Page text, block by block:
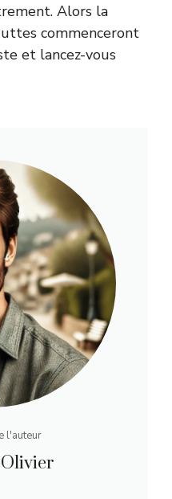
Alors la
commenceront
et lancez-vous
l'auteur